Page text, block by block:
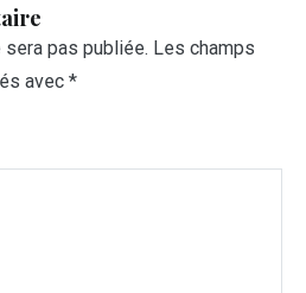
pas publiée. Les champs
avec *